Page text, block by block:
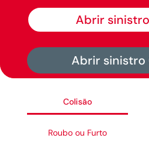
Abrir
Abrir
Colisão
Roubo ou Furto